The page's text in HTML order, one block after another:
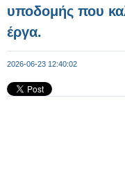
υποδομής που
έργα.
2026-06-23 12:40:02